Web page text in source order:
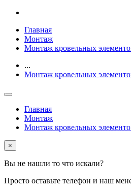
Главная
Монтаж
Монтаж кровельных
...
Монтаж кровельных
Главная
Монтаж
Монтаж кровельных
×
Вы не нашли то что искали?
Просто оставьте телефон и наш